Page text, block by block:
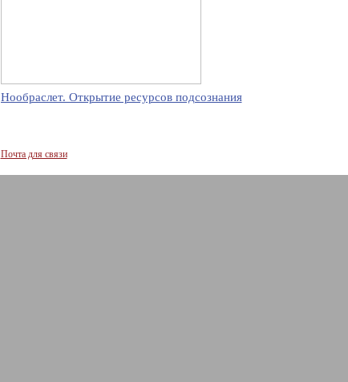
Нообраслет. Открытие ресурсов подсознания
Почта для связи